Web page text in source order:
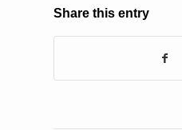
Share this entry